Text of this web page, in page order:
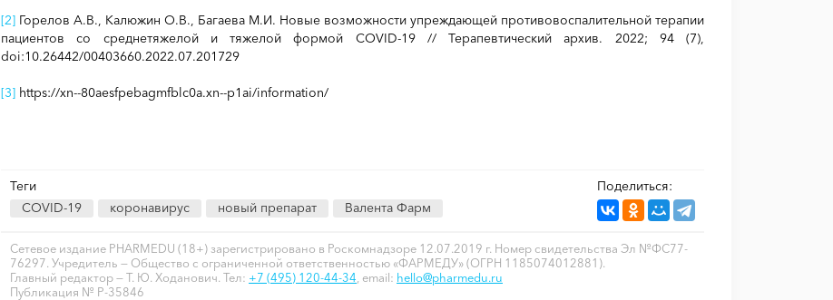
[2] Горелов А.В., Калюжин О.В., Багаева М.И. Новые возможности упреждающей противовоспалительной терапии
пациентов со среднетяжелой и тяжелой формой COVID-19 // Терапевтический архив. 2022; 94 (7),
doi:10.26442/00403660.2022.07.201729
[3] https://xn--80aesfpebagmfblc0a.xn--p1ai/information/
Теги
COVID-19
коронавирус новый препарат Валента Фарм
Поделиться:
Сетевое издание PHARMEDU (18+) зарегистрировано в Роскомнадзоре 12.07.2019 г. Номер свидетельства Эл №ФС77-
76297. Учредитель — Общество с ограниченной ответственностью «ФАРМЕДУ» (ОГРН 1185074012881).
Главный редактор — Т. Ю. Ходанович. Тел: +7 (495) 120-44-34 , email: hello@pharmedu.ru
Публикация № P-35846